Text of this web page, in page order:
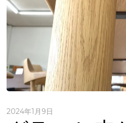
2024年1月9日